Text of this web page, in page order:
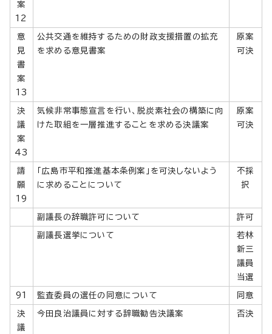
案
12
意
見
書
案
13
公共交通を維持するための財政支援措置の拡充
を求める意見書案
原案
可決
決
議
案
43
気候非常事態宣言を行い、脱炭素社会の構築に向
けた取組を一層推進することを求める決議案
原案
可決
請
願
19
「広島市平和推進基本条例案」を可決しないよう
に求めることについて
不採
択
副議長の辞職許可について 許可
副議長選挙について
若林
新三
議員
当選
91 監査委員の選任の同意について 同意
決
議
今田良治議員に対する辞職勧告決議案 否決